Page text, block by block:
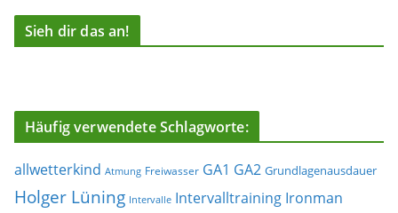
Sieh dir das an!
Häufig verwendete Schlagworte:
allwetterkind Atmung Freiwasser GA1 GA2 Grundlagenausdauer
Holger Lüning Intervalle Intervalltraining Ironman